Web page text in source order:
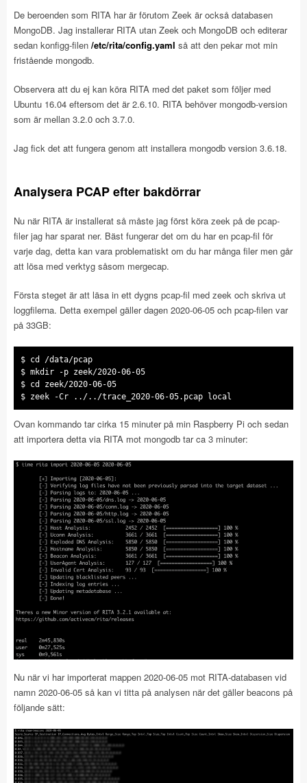
De beroenden som RITA har är förutom Zeek är också databasen
MongoDB. Jag installerar RITA utan Zeek och MongoDB och editerar
sedan konfigg-filen /etc/rita/config.yaml så att den pekar mot min
fristående mongodb.
Observera att du ej kan köra RITA med det paket som följer med
Ubuntu 16.04 eftersom det är 2.6.10. RITA behöver mongodb-version
som är mellan 3.2.0 och 3.7.0.
Jag fick det att fungera genom att installera mongodb version 3.6.18.
Analysera PCAP efter bakdörrar
Nu när RITA är installerat så måste jag först köra zeek på de pcap-
filer jag har sparat ner. Bäst fungerar det om du har en pcap-fil för
varje dag, detta kan vara problematiskt om du har många filer men går
att lösa med verktyg såsom mergecap.
Första steget är att läsa in ett dygns pcap-fil med zeek och skriva ut
loggfilerna. Detta exempel gäller dagen 2020-06-05 och pcap-filen var
på 33GB:
$ cd /data/pcap
$ mkdir -p zeek/2020-06-05
$ cd zeek/2020-06-05
$ zeek -Cr ../../trace_2020-06-05.pcap local
Ovan kommando tar cirka 15 minuter på min Raspberry Pi och sedan
att importera detta via RITA mot mongodb tar ca 3 minuter:
Nu när vi har importerat mappen 2020-06-05 mot RITA-databasen vid
namn 2020-06-05 så kan vi titta på analysen när det gäller beacons på
följande sätt: